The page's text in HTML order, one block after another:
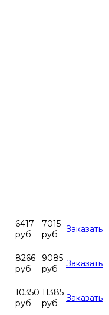
6417
руб
7015
руб
Заказать
8266
руб
9085
руб
Заказать
10350
руб
11385
руб
Заказать